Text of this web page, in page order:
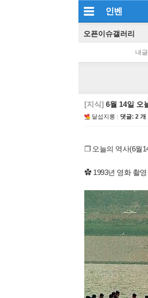
인벤
오픈이슈갤러리
내글
[지식] 6월 14일 오
달섭지롱 댓글: 2 개
❒ 오늘의 역사(6월
✿ 1993년 영화 촬